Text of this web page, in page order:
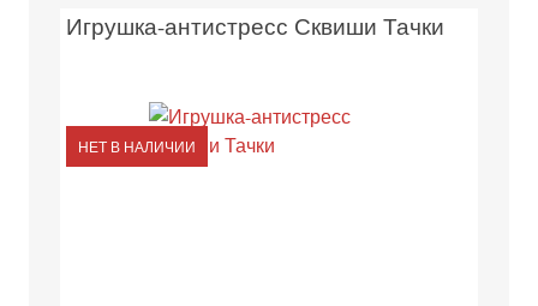
Игрушка-антистресс Сквиши Тачки
НЕТ В НАЛИЧИИ